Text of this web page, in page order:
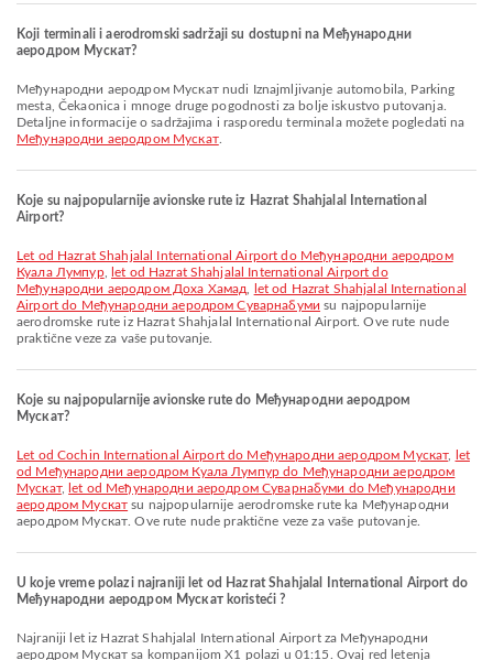
Koji terminali i aerodromski sadržaji su dostupni na Међународни
аеродром Мускат?
Међународни аеродром Мускат nudi Iznajmljivanje automobila, Parking
mesta, Čekaonica i mnoge druge pogodnosti za bolje iskustvo putovanja.
Detaljne informacije o sadržajima i rasporedu terminala možete pogledati na
Међународни аеродром Мускат.
Koje su najpopularnije avionske rute iz Hazrat Shahjalal International
Airport?
let od Hazrat Shahjalal International Airport do Међународни аеродром
Куала Лумпур,
let od Hazrat Shahjalal International Airport do
Међународни аеродром Доха Хамад
let od Hazrat Shahjalal International
Airport do Међународни аеродром Суварнабуми su najpopularnije
aerodromske rute iz Hazrat Shahjalal International Airport. Ove rute nude
praktične veze za vaše putovanje.
Koje su najpopularnije avionske rute do Међународни аеродром
Мускат?
let od Cochin International Airport do Међународни аеродром Мускат,
let
od Међународни аеродром Куала Лумпур do Међународни аеродром
Мускат,
let od Међународни аеродром Суварнабуми do Међународни
аеродром Мускат su najpopularnije aerodromske rute ka Међународни
аеродром Мускат. Ove rute nude praktične veze za vaše putovanje.
U koje vreme polazi najraniji let od Hazrat Shahjalal International Airport do
Међународни аеродром Мускат koristeći ?
Najraniji let iz Hazrat Shahjalal International Airport za Међународни
аеродром Мускат sa kompanijom X1 polazi u 01:15. Ovaj red letenja